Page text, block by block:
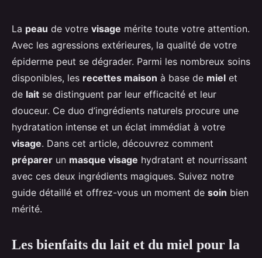
Comment préparer un masque
visage hydratant à base de lait et
de miel?
Robin•30 juin 2024•5 min de lecture
La peau de votre visage mérite toute votre attention.
Avec les agressions extérieures, la qualité de votre
épiderme peut se dégrader. Parmi les nombreux soins
disponibles, les recettes maison à base de miel et
de lait se distinguent par leur efficacité et leur
douceur. Ce duo d’ingrédients naturels procure une
hydratation intense et un éclat immédiat à votre
visage. Dans cet article, découvrez comment
préparer un masque visage hydratant et nourrissant
avec ces deux ingrédients magiques. Suivez notre
guide détaillé et offrez-vous un moment de soin bien
mérité.
Les bienfaits du lait et du miel pour la